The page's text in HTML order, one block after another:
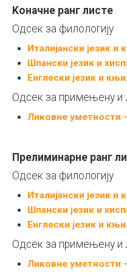
Koначнe ранг листe
Одсек за филологију
Италијански језик
Шпански језик и
Енглески језик и
Одсек за примењену и
Ликовне уметности
Прелиминарнe ранг
Одсек за филологију
Италијански језик
Шпански језик и
Енглески језик и
Одсек за примењену и
Ликовне уметности